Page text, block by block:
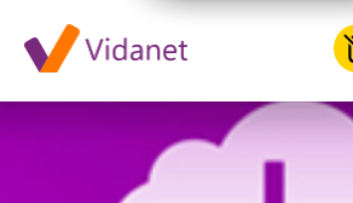
Tévécsatornák